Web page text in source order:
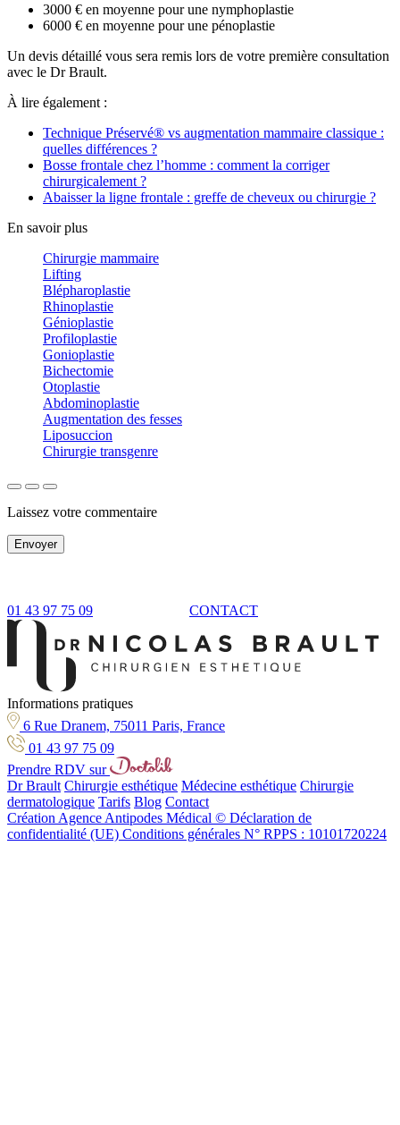
3000 € en moyenne pour une nymphoplastie
6000 € en moyenne pour une pénoplastie
Un devis détaillé vous sera remis lors de votre première consultation
avec le Dr Brault.
À lire également :
Technique Préservé® vs augmentation mammaire classique :
quelles différences ?
Bosse frontale chez l’homme : comment la corriger
chirurgicalement ?
Abaisser la ligne frontale : greffe de cheveux ou chirurgie ?
En savoir plus
Chirurgie mammaire
Lifting
Blépharoplastie
Rhinoplastie
Génioplastie
Profiloplastie
Gonioplastie
Bichectomie
Otoplastie
Abdominoplastie
Augmentation des fesses
Liposuccion
Chirurgie transgenre
Laissez votre commentaire
Envoyer
01 43 97 75 09 CONTACT
Informations pratiques
6 Rue Dranem, 75011 Paris, France
01 43 97 75 09
Prendre RDV sur
Dr Brault Chirurgie esthétique Médecine esthétique Chirurgie
dermatologique Tarifs Blog Contact
Création Agence Antipodes Médical © Déclaration de
confidentialité (UE) Conditions générales N° RPPS : 10101720224